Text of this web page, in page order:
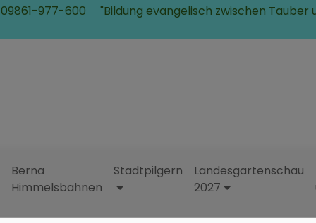
977-600
"Bildung evangelisch zwischen Tauber
Berna
Himmelsbahnen
Stadtpilgern
Landesgartenschau
2027